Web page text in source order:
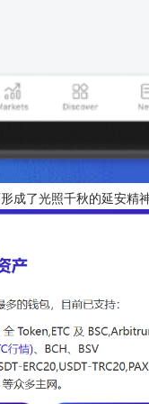
成了光照千秋的延安精